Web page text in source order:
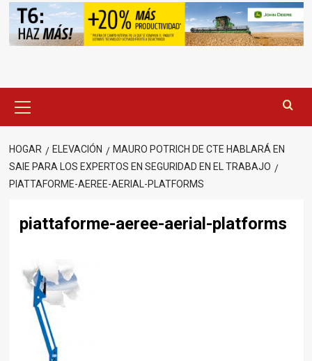
principal
HOGAR ELEVACIÓN
MAURO POTRICH DE CTE HABLARÁ EN
SAIE PARA LOS EXPERTOS EN SEGURIDAD EN EL TRABAJO
PIATTAFORME-AEREE-AERIAL-PLATFORMS
piattaforme-aeree-aerial-platforms